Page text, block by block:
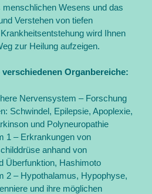
menschlichen Wesens und das
Verstehen von tiefen
wird Ihnen
zur Heilung aufzeigen.
Organbereiche:
Nervensystem – Forschung
Schwindel, Epilepsie, Apoplexie,
und Polyneuropathie
1 – Erkrankungen von
anhand von
Überfunktion, Hashimoto
2 – Hypothalamus, Hypophyse,
und ihre möglichen